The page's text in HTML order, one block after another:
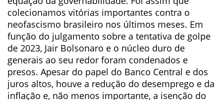
colecionamos vitórias importantes contra o
neofascismo brasileiro nos últimos meses. Em
função do julgamento sobre a tentativa de golpe
de 2023, Jair Bolsonaro e o núcleo duro de
generais ao seu redor foram condenados e
presos. Apesar do papel do Banco Central e dos
juros altos, houve a redução do desemprego e da
inflação e, não menos importante, a isenção do